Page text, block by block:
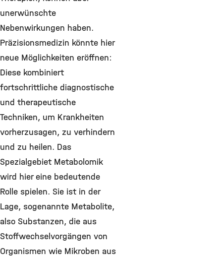
unerwünschte
Nebenwirkungen haben.
Präzisionsmedizin könnte hier
neue Möglichkeiten eröffnen:
Diese kombiniert
fortschrittliche diagnostische
und therapeutische
Techniken, um Krankheiten
vorherzusagen, zu verhindern
und zu heilen. Das
Spezialgebiet Metabolomik
wird hier eine bedeutende
Rolle spielen. Sie ist in der
Lage, sogenannte Metabolite,
also Substanzen, die aus
Stoffwechselvorgängen von
Organismen wie Mikroben aus